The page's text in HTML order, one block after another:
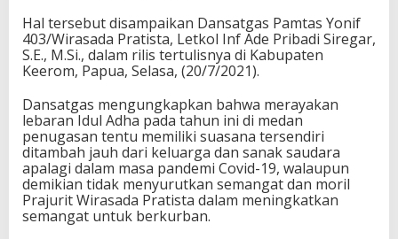
Hal tersebut disampaikan Dansatgas Pamtas Yonif
403/Wirasada Pratista, Letkol Inf Ade Pribadi Siregar,
S.E., M.Si., dalam rilis tertulisnya di Kabupaten
Keerom, Papua, Selasa, (20/7/2021).
Dansatgas mengungkapkan bahwa merayakan
lebaran Idul Adha pada tahun ini di medan
penugasan tentu memiliki suasana tersendiri
ditambah jauh dari keluarga dan sanak saudara
apalagi dalam masa pandemi Covid-19, walaupun
demikian tidak menyurutkan semangat dan moril
Prajurit Wirasada Pratista dalam meningkatkan
semangat untuk berkurban.